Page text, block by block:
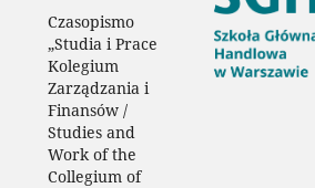
Czasopismo
„Studia i Prace
Kolegium
Zarządzania i
Finansów /
Studies and
Work of the
Collegium of